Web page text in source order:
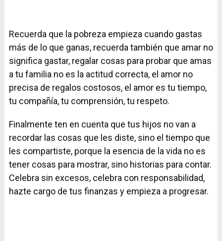
Recuerda que la pobreza empieza cuando gastas
más de lo que ganas, recuerda también que amar no
significa gastar, regalar cosas para probar que amas
a tu familia no es la actitud correcta, el amor no
precisa de regalos costosos, el amor es tu tiempo,
tu compañía, tu comprensión, tu respeto.
Finalmente ten en cuenta que tus hijos no van a
recordar las cosas que les diste, sino el tiempo que
les compartiste, porque la esencia de la vida no es
tener cosas para mostrar, sino historias para contar.
Celebra sin excesos, celebra con responsabilidad,
hazte cargo de tus finanzas y empieza a progresar.